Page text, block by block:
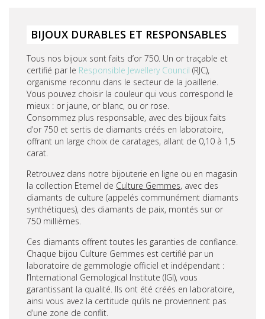
BIJOUX DURABLES ET RESPONSABLES
Tous nos bijoux sont faits d’or 750. Un or traçable et
certifié par le Responsible Jewellery Council (RJC),
organisme reconnu dans le secteur de la joaillerie.
Vous pouvez choisir la couleur qui vous correspond le
mieux : or jaune, or blanc, ou or rose.
Consommez plus responsable, avec des bijoux faits
d’or 750 et sertis de diamants créés en laboratoire,
offrant un large choix de caratages, allant de 0,10 à 1,5
carat.
Retrouvez dans notre bijouterie en ligne ou en magasin
la collection Eternel de Culture Gemmes, avec des
diamants de culture (appelés communément diamants
synthétiques), des diamants de paix, montés sur or
750 millièmes.
Ces diamants offrent toutes les garanties de confiance.
Chaque bijou Culture Gemmes est certifié par un
laboratoire de gemmologie officiel et indépendant :
l’International Gemological Institute (IGI), vous
garantissant la qualité. Ils ont été créés en laboratoire,
ainsi vous avez la certitude qu’ils ne proviennent pas
d’une zone de conflit.